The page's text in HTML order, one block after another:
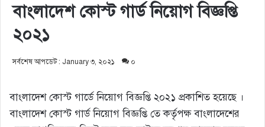
বাংলাদেশ কোস্ট গার্ড নিয়োগ বিজ্ঞপ্তি
২০২১
সর্বশেষ আপডেট : January ৩, ২০২১ ০
বাংলাদেশ কোস্ট গার্ডে নিয়োগ বিজ্ঞপ্তি ২০২১ প্রকাশিত হয়েছে ।
বাংলাদেশ কোস্ট গার্ড নিয়োগ বিজ্ঞপ্তি তে কর্তৃপক্ষ বাংলাদেশের